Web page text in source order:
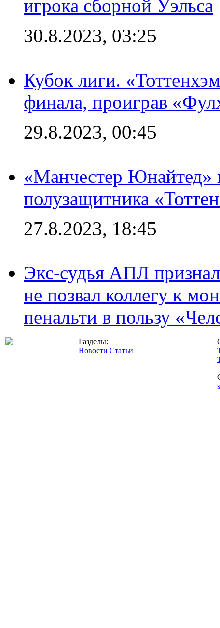
игрока сборной Уэльса
30.8.2023, 03:25
Кубок лиги.
финала, проиграв
29.8.2023, 00:45
«Манчестер Юнайтед»
полузащитника
27.8.2023, 18:45
Экс-судья АПЛ
не позвал коллегу к
пенальти в пользу
Разделы:
Новости Статьи